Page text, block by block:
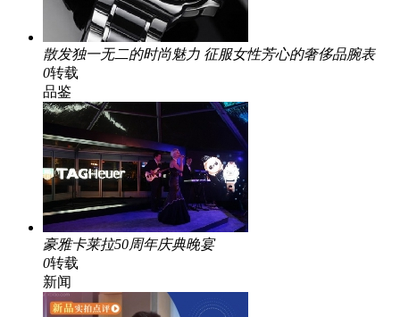
散发独一无二的时尚魅力 征服女性芳心的奢侈品腕表
0转载
品鉴
豪雅卡莱拉50周年庆典晚宴
0转载
新闻